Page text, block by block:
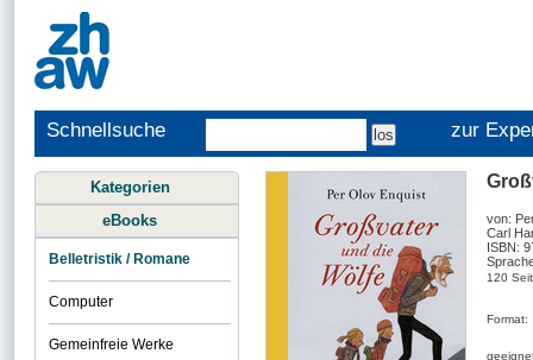
Schnellsuche zur
von:
Carl
ISBN:
120
Format:
Kategorien
eBooks
Belletristik / Romane
Computer
Gemeinfreie Werke